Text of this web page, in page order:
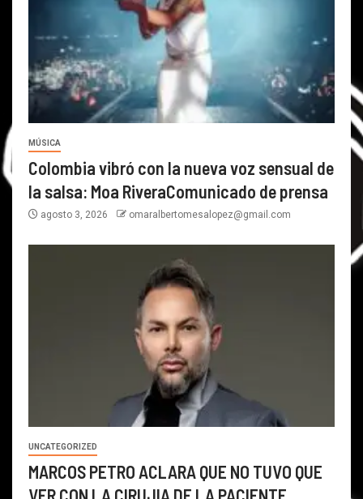
MÚSICA
Colombia vibró con la nueva voz sensual de
la salsa: Moa RiveraComunicado de prensa
agosto 3, 2026 omaralbertomesalopez@gmail.com
UNCATEGORIZED
MARCOS PETRO ACLARA QUE NO TUVO QUE